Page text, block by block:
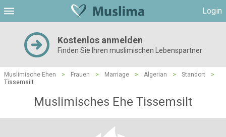
Login
Kostenlos anmelden
Finden Sie Ihren muslimischen Lebenspartner
Muslimische Ehen > Frauen > Marriage > Algerian > Standort
>
Tissemsilt
Muslimisches Ehe Tissemsilt